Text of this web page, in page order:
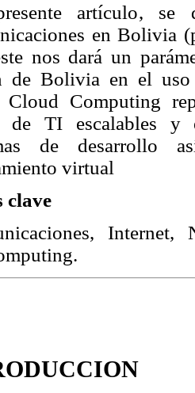
artículo,
en Bolivia
nos dará un
de Bolivia en el
Cloud Computing
de TI escalables y
de desarrollo
virtual
clave